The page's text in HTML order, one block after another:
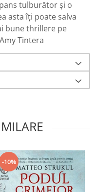
tulburător și o
asta îți poate salva
bune thrillere pe
Tintera
-10%